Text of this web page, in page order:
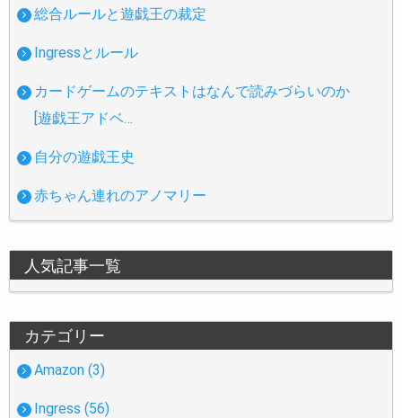
総合ルールと遊戯王の裁定
Ingressとルール
カードゲームのテキストはなんで読みづらいのか
[遊戯王アドベ…
自分の遊戯王史
赤ちゃん連れのアノマリー
人気記事一覧
カテゴリー
Amazon (3)
Ingress (56)